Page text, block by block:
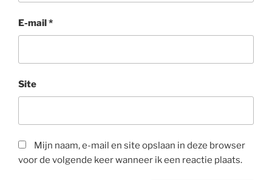
E-mail*
Site
Mijn naam, e-mail en site opslaan in deze browser
voor de volgende keer wanneer ik een reactie plaats.